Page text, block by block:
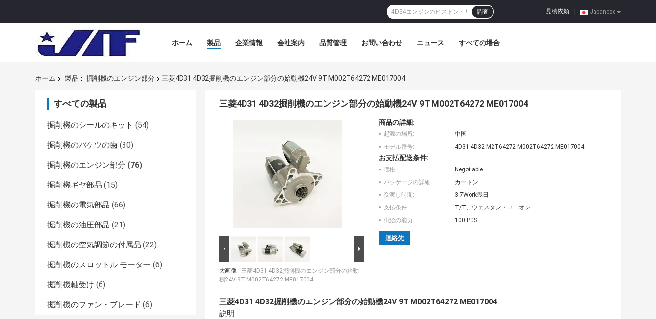
Japanese
見積依頼
調査
ホーム 製品 企業情報 会社案内 品質管理 お問い合わせ ニュース すべての場合
ホーム 製品 掘削機のエンジン部分 三菱4D31 4D32掘削機のエンジン部分の始動機24V 9T M002T64272 ME017004
すべての製品
掘削機のシールのキット (54)
掘削機のバケツの歯 (30)
掘削機のエンジン部分 (76)
掘削機ギヤ部品 (15)
掘削機の電気部品 (66)
掘削機の油圧部品 (21)
掘削機の空気調節の付属品 (22)
掘削機のスロットル モーター (6)
掘削機軸受け (6)
掘削機のファン・ブレード (6)
三菱4D31 4D32掘削機のエンジン部分の始動機24V 9T M002T64272 ME017004
大画像 : 三菱4D31 4D32掘削機のエンジン部分の始動
機24V 9T M002T64272 ME017004
商品の詳細:
起源の場所:
中国
モデル番号:
4D31 4D32 M2T64272 M002T64272 ME017004
お支払配送条件:
価格:
Negotiable
パッケージの詳細:
カートン
受渡し時間:
3-7Work幾日
支払条件:
T/T、ウェスタン・ユニオン
供給の能力:
100 PCS
連絡先
三菱4D31 4D32掘削機のエンジン部分の始動機24V 9T M002T64272 ME017004
説明